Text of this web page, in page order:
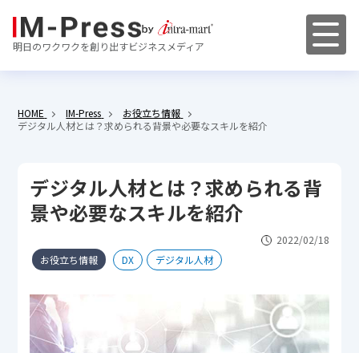
明日のワクワクを創り出すビジネスメディア
HOME IM-Press
お役立ち情報
デジタル人材とは？求められる背景や必要なスキルを紹介
デジタル人材とは？求められる背
景や必要なスキルを紹介
2022/02/18
お役立ち情報
DX デジタル人材